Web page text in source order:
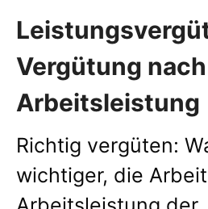
Vergütung nach
Arbeitsleistung
Richtig vergüten:
wichtiger, die